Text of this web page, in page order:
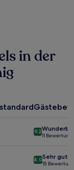
in der
9.2
11
8.0Sehr gut
15